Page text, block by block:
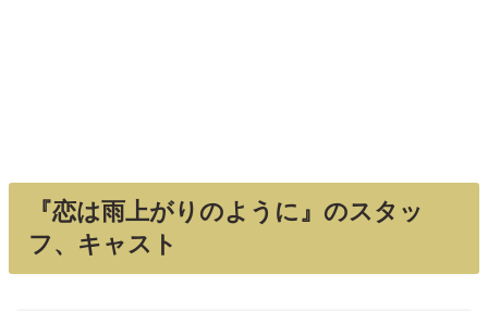
『恋は雨上がりのように』のスタッ
フ、キャスト